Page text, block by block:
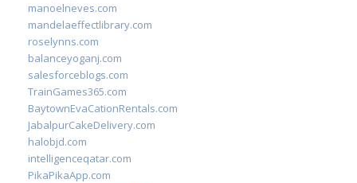
manoelneves.com
mandelaeffectlibrary.com
roselynns.com
balanceyoganj.com
salesforceblogs.com
TrainGames365.com
BaytownEvaCationRentals.com
JabalpurCakeDelivery.com
halobjd.com
intelligenceqatar.com
PikaPikaApp.com